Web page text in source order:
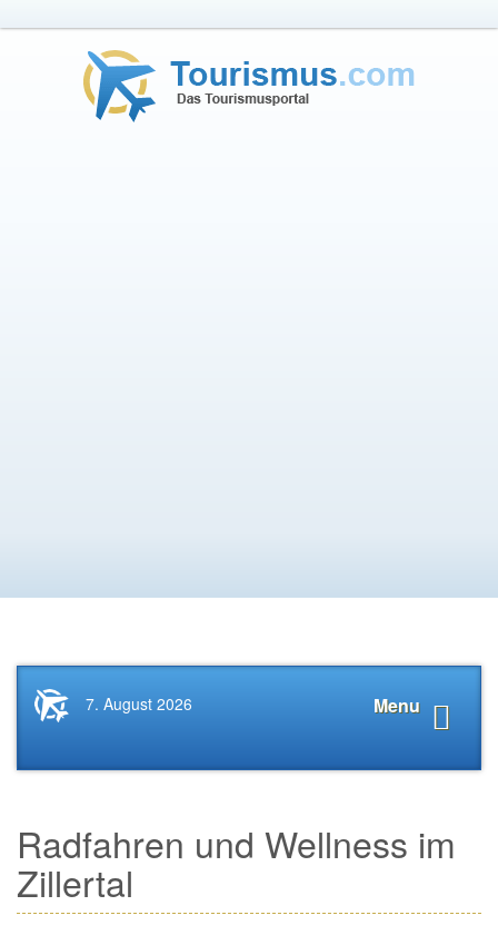
Startseite
News.Tourismus.com
Menu
7. August 2026
Radfahren und Wellness im
Zillertal